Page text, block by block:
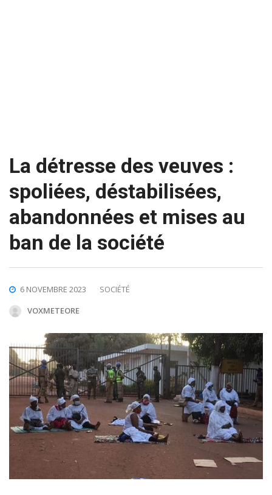
La détresse des veuves :
spoliées, déstabilisées,
abandonnées et mises au
ban de la société
6 NOVEMBRE 2023
SOCIÉTÉ
VOXMETEORE